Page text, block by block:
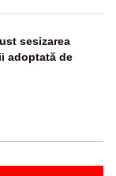
sesizarea
adoptată de